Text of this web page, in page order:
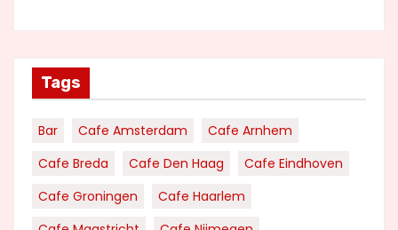
Tags
Bar Cafe Amsterdam
Cafe Arnhem
Cafe Breda
Cafe Den Haag
Cafe Eindhoven
Cafe Groningen
Cafe Haarlem